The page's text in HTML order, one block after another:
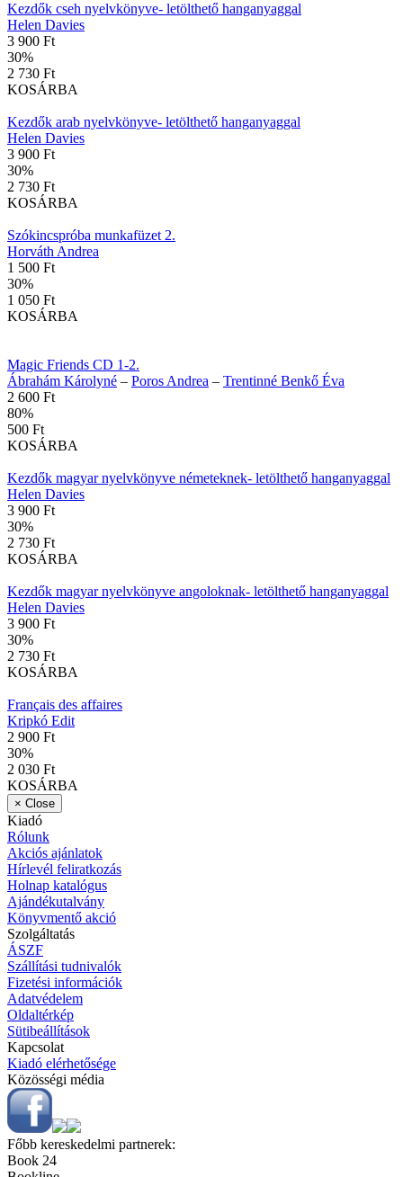
Kezdők cseh nyelvkönyve- letölthető hanganyaggal
Helen Davies
3 900 Ft
30%
2 730 Ft
KOSÁRBA
Kezdők arab nyelvkönyve- letölthető hanganyaggal
Helen Davies
3 900 Ft
30%
2 730 Ft
KOSÁRBA
Szókincspróba munkafüzet 2.
Horváth Andrea
1 500 Ft
30%
1 050 Ft
KOSÁRBA
Magic Friends CD 1-2.
Ábrahám Károlyné – Poros Andrea – Trentinné Benkő Éva
2 600 Ft
80%
500 Ft
KOSÁRBA
Kezdők magyar nyelvkönyve németeknek- letölthető hanganyaggal
Helen Davies
3 900 Ft
30%
2 730 Ft
KOSÁRBA
Kezdők magyar nyelvkönyve angoloknak- letölthető hanganyaggal
Helen Davies
3 900 Ft
30%
2 730 Ft
KOSÁRBA
Français des affaires
Kripkó Edit
2 900 Ft
30%
2 030 Ft
KOSÁRBA
× Close
Kiadó
Rólunk
Akciós ajánlatok
Hírlevél feliratkozás
Holnap katalógus
Ajándékutalvány
Könyvmentő akció
Szolgáltatás
ÁSZF
Szállítási tudnivalók
Fizetési információk
Adatvédelem
Oldaltérkép
Sütibeállítások
Kapcsolat
Kiadó elérhetősége
Közösségi média
Főbb kereskedelmi partnerek:
Book 24